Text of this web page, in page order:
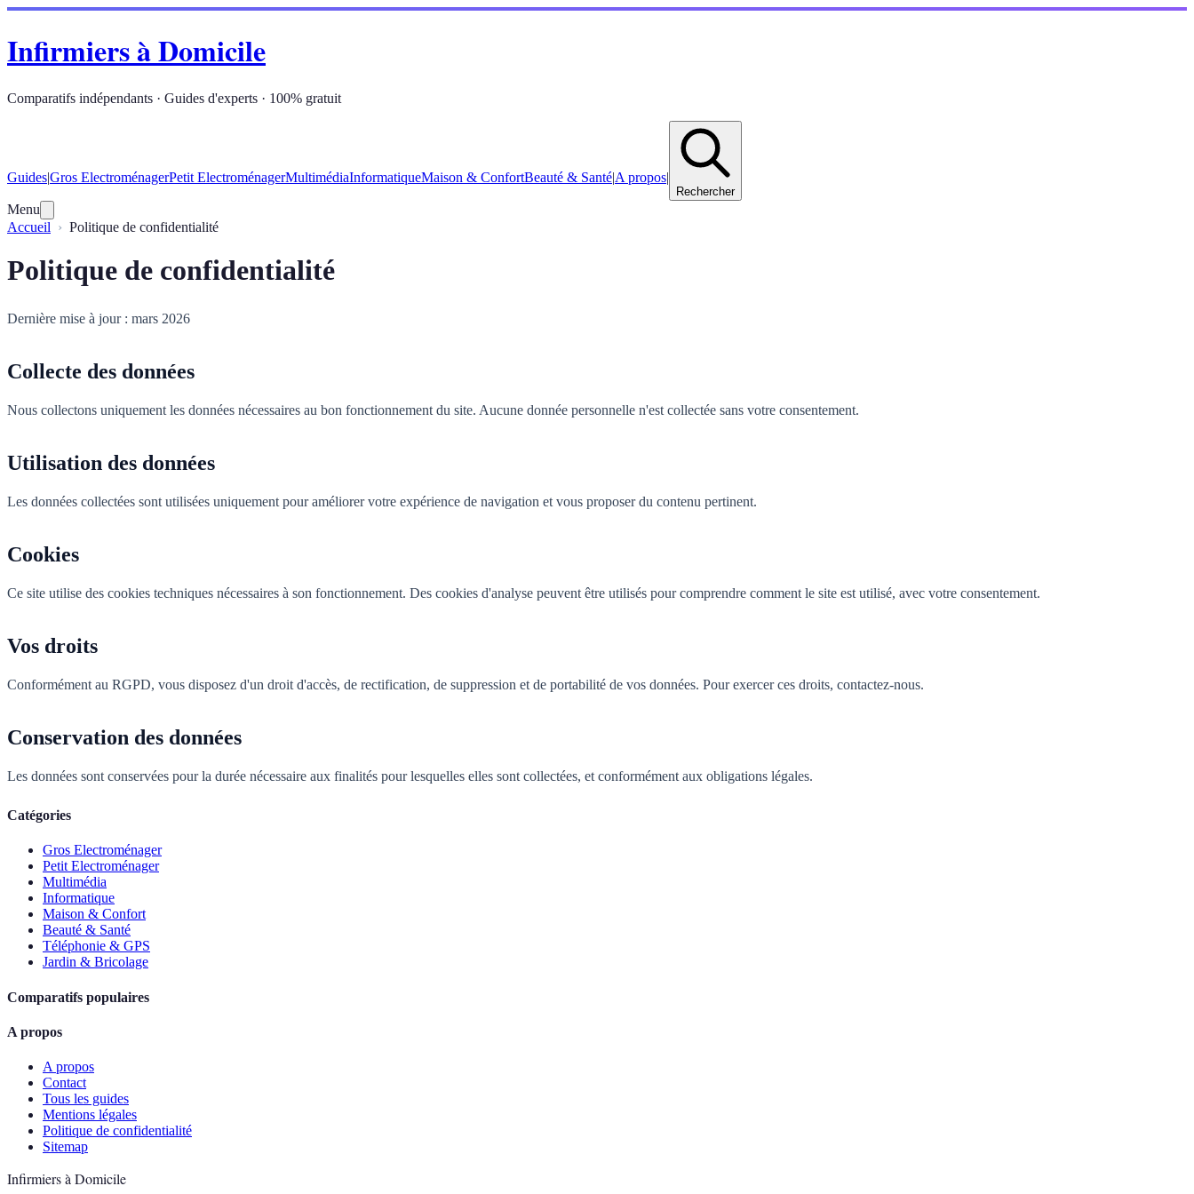
Infirmiers à Domicile
Comparatifs indépendants · Guides d'experts · 100% gratuit
Guides|Gros ElectroménagerPetit ElectroménagerMultimédiaInformatiqueMaison & ConfortBeauté & Santé|A propos|
Rechercher
Menu
Accueil
Politique de confidentialité
Politique de confidentialité
Dernière mise à jour : mars 2026
Collecte des données
Nous collectons uniquement les données nécessaires au bon fonctionnement du site. Aucune donnée personnelle n'est collectée sans votre consentement.
Utilisation des données
Les données collectées sont utilisées uniquement pour améliorer votre expérience de navigation et vous proposer du contenu pertinent.
Cookies
Ce site utilise des cookies techniques nécessaires à son fonctionnement. Des cookies d'analyse peuvent être utilisés pour comprendre comment le site est utilisé, avec votre consentement.
Vos droits
Conformément au RGPD, vous disposez d'un droit d'accès, de rectification, de suppression et de portabilité de vos données. Pour exercer ces droits, contactez-nous.
Conservation des données
Les données sont conservées pour la durée nécessaire aux finalités pour lesquelles elles sont collectées, et conformément aux obligations légales.
Catégories
Gros Electroménager
Petit Electroménager
Multimédia
Informatique
Maison & Confort
Beauté & Santé
Téléphonie & GPS
Jardin & Bricolage
Comparatifs populaires
A propos
A propos
Contact
Tous les guides
Mentions légales
Politique de confidentialité
Sitemap
Infirmiers à Domicile